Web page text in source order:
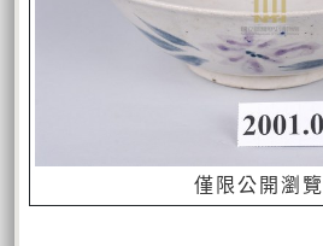
僅限公開瀏覽